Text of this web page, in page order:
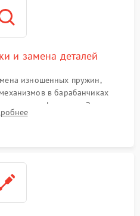
и замена деталей
изношенных пружин,
в барабанчиках
в трансфокаторе. Замена
сетки или восстановление